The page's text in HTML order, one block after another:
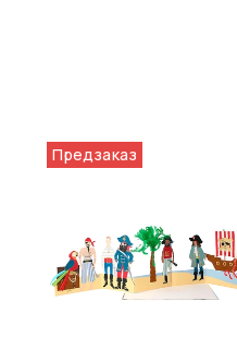
Предзаказ